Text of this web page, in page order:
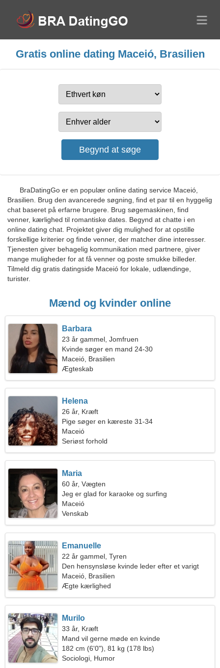
Gratis online dating Maceió, Brasilien
BraDatingGo er en populær online dating service Maceió,
Brasilien. Brug den avancerede søgning, find et par til en hyggelig
chat baseret på erfarne brugere. Brug søgemaskinen, find
venner, kærlighed til romantiske dates. Begynd at chatte i en
online dating chat. Projektet giver dig mulighed for at opstille
forskellige kriterier og finde venner, der matcher dine interesser.
Tjenesten giver behagelig kommunikation med partnere, giver
mange muligheder for at få venner og poste smukke billeder.
Tilmeld dig gratis datingside Maceió for lokale, udlændinge,
turister.
Mænd og kvinder online
Barbara
23 år gammel, Jomfruen
Kvinde søger en mand 24-30
Maceió, Brasilien
Ægteskab
Helena
26 år, Kræft
Pige søger en kæreste 31-34
Maceió
Seriøst forhold
Maria
60 år, Vægten
Jeg er glad for karaoke og surfing
Maceió
Venskab
Emanuelle
22 år gammel, Tyren
Den hensynsløse kvinde leder efter et varigt
forhold
Maceió, Brasilien
Ægte kærlighed
Murilo
33 år, Kræft
Mand vil gerne møde en kvinde
182 cm (6'0"), 81 kg (178 lbs)
Sociologi, Humor